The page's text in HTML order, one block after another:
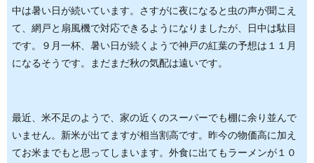
中は暑い日が続いています。さすがに夜になると虫の声が聞こえ
て、網戸と扇風機で対応できるようになりましたが、日中は駄目
です。９月一杯、暑い日が続くようで神戸の紅葉の予想は１１月
になるそうです。まだまだ秋の気配は遠いです。
最近、米不足のようで、家の近くのスーパーでも棚に余り並んで
いません。新米が出てますが相当割高です。昨今の物価高に加え
てお米までもと思ってしまいます。外食に出てもラーメンが１０